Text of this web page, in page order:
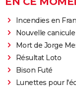
Incendies en
Nouvelle canicule
Mort de Jorge
Résultat Loto
Bison Futé
Lunettes pour